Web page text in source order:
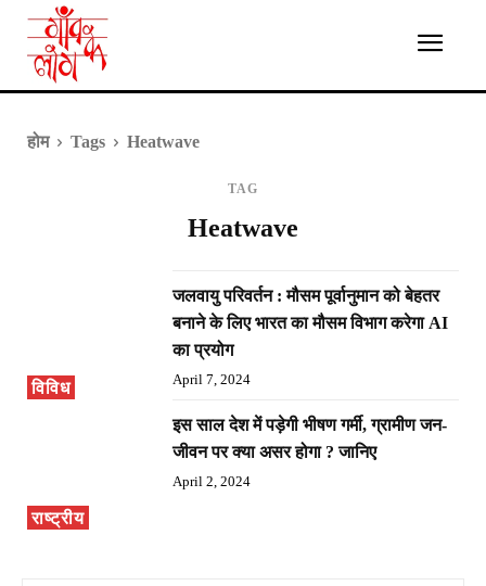
होम Tags Heatwave
TAG
Heatwave
विविध
जलवायु परिवर्तन : मौसम पूर्वानुमान को बेहतर
बनाने के लिए भारत का मौसम विभाग करेगा AI
का प्रयोग
April 7, 2024
राष्ट्रीय
इस साल देश में पड़ेगी भीषण गर्मी, ग्रामीण जन-
जीवन पर क्या असर होगा ? जानिए
April 2, 2024